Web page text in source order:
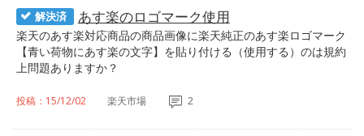
解決済 あす楽のロゴマーク使用
楽天のあす楽対応商品の商品画像に楽天純正のあす楽ロゴマーク
【青い荷物にあす楽の文字】を貼り付ける（使用する）のは規約
上問題ありますか？
投稿：15/12/02 楽天市場 2